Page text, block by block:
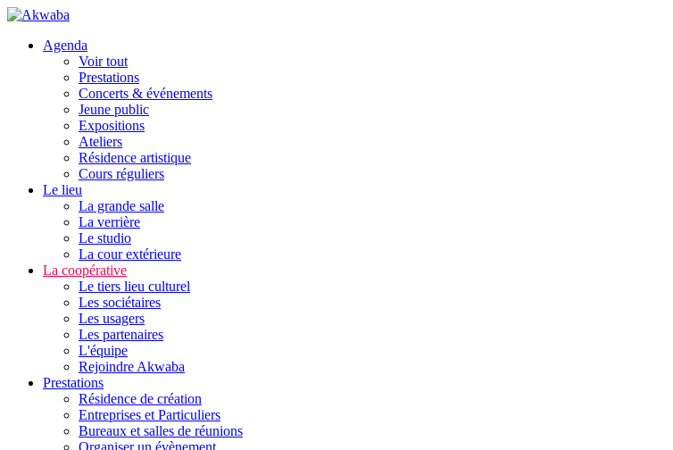
Agenda
Voir tout
Prestations
Concerts & événements
Jeune public
Expositions
Ateliers
Résidence artistique
Cours réguliers
Le lieu
La grande salle
La verrière
Le studio
La cour extérieure
La coopérative
Le tiers lieu culturel
Les sociétaires
Les usagers
Les partenaires
L'équipe
Rejoindre Akwaba
Prestations
Résidence de création
Entreprises et Particuliers
Bureaux et salles de réunions
Organiser un évènement